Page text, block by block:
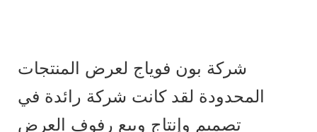
شركة بون فوياج لعرض المنتجات
المحدودة لقد كانت شركة رائدة في
تصميم وإنتاج وبيع رفوف العرض